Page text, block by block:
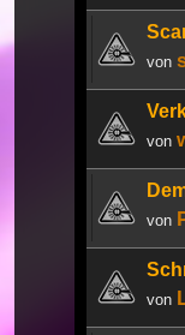
von
von
von
von